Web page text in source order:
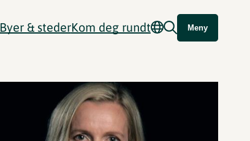
Byer & stederKom deg rundt Meny